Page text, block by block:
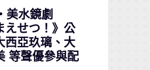
美水鏡劇
えせつ！》公
亞玖璃、大
等聲優參與配